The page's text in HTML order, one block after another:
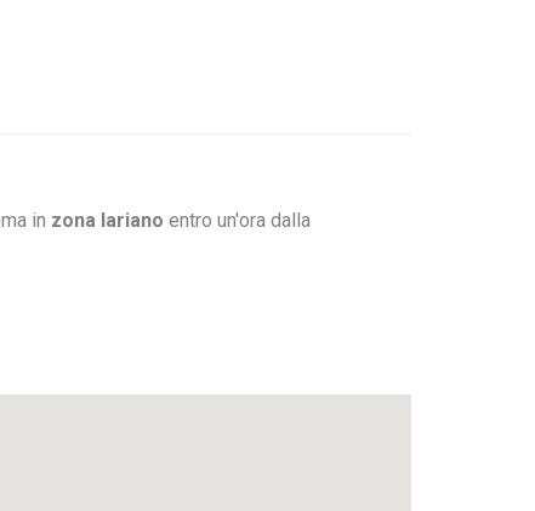
in zona lariano entro un'ora dalla